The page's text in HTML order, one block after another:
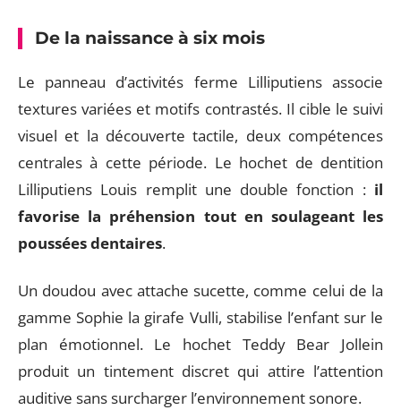
De la naissance à six mois
Le panneau d’activités ferme Lilliputiens associe
textures variées et motifs contrastés. Il cible le suivi
visuel et la découverte tactile, deux compétences
centrales à cette période. Le hochet de dentition
Lilliputiens Louis remplit une double fonction : il
favorise la préhension tout en soulageant les
poussées dentaires.
Un doudou avec attache sucette, comme celui de la
gamme Sophie la girafe Vulli, stabilise l’enfant sur le
plan émotionnel. Le hochet Teddy Bear Jollein
produit un tintement discret qui attire l’attention
auditive sans surcharger l’environnement sonore.